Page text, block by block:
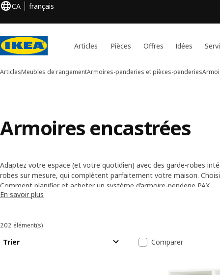
CA français
Articles Pièces Offres Idées
ArticlesMeubles de rangementArmoires-penderies et pièces-penderies
Armoires encastrées
Adaptez votre espace (et votre quotidien) avec des garde-robes
robes sur mesure, qui complètent parfaitement votre maison.
qui reflètent votre style, ainsi que des aménagements intérieurs
garde-robe. Vous avez le choix entre de nombreuses options.
Comment planifier et acheter un système d’armoire-penderie PAX
En savoir plus
Trier et filtrer
202 élément(s)
Trier Liste des
Comparer